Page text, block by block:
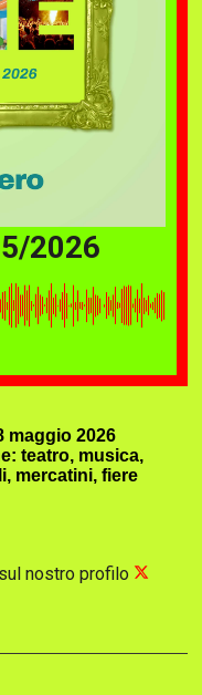
2026
maggio 2026
teatro, musica,
mercatini, fiere
nostro profilo